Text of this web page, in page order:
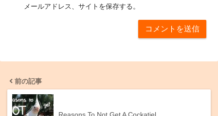
メールアドレス、サイトを保存する。
前の記事